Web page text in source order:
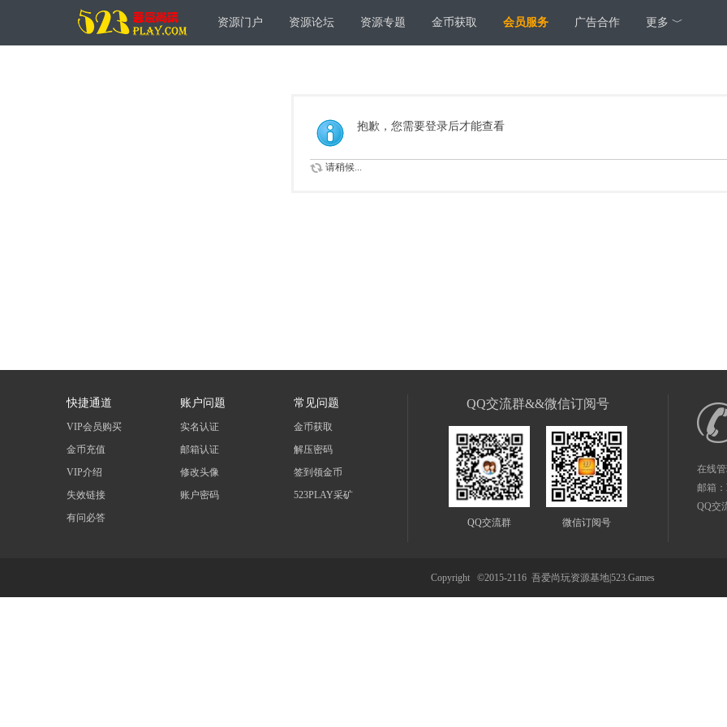
资源门户 资源论坛 资源专题 金币获取 会员服务 广告合作 更多 ﹀
抱歉，您需要登录后才能查看
请稍候...
快捷通道
VIP会员购买
金币充值
VIP介绍
失效链接
有问必答
账户问题
实名认证
邮箱认证
修改头像
账户密码
常见问题
金币获取
解压密码
签到领金币
523PLAY采矿
QQ交流群&&微信订阅号
QQ交流群 微信订阅号
在线
邮箱：
QQ交
Copyright ©2015-2116 吾爱尚玩资源基地|523.Games